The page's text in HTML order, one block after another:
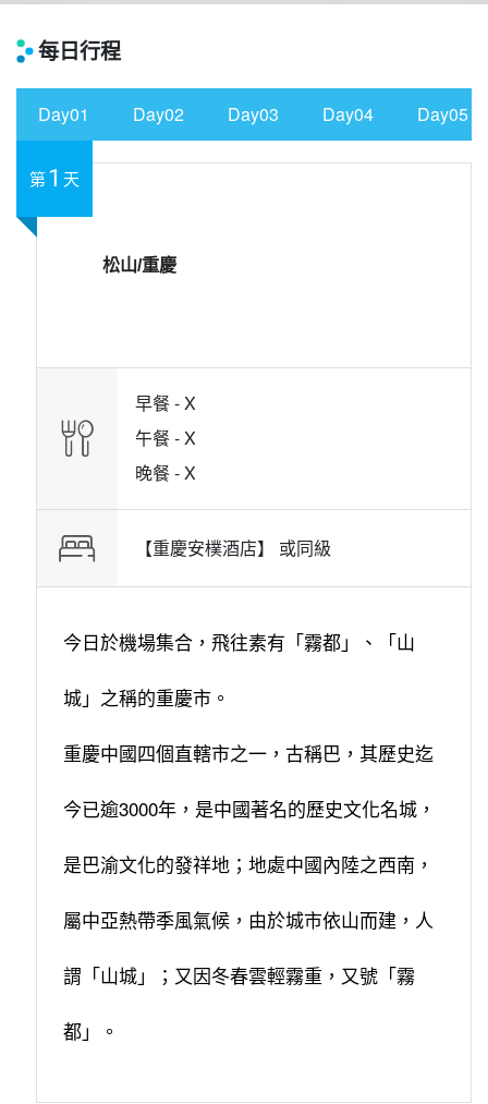
每日行程
Day01 Day02 Day03 Day04 Day05
第1 天
松山/重慶
早餐 -X
午餐 -X
晚餐 -X
【重慶安樸酒店】 或同級
今日於機場集合，飛往素有「霧都」、「山
城」之稱的重慶市。
重慶中國四個直轄市之一，古稱巴，其歷史迄
今已逾3000年，是中國著名的歷史文化名城，
是巴渝文化的發祥地；地處中國內陸之西南，
屬中亞熱帶季風氣候，由於城市依山而建，人
謂「山城」；又因冬春雲輕霧重，又號「霧
都」。